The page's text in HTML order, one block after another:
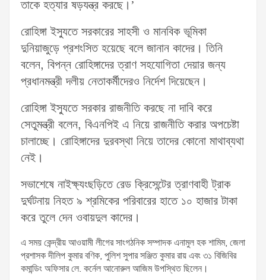
তাকে হত্যার ষড়যন্ত্র করছে।’
রোহিঙ্গা ইস্যুতে সরকারের সাহসী ও মানবিক ভূমিকা
দুনিয়াজুড়ে প্রশংসিত হয়েছে বলে জানান কাদের। তিনি
বলেন, বিপন্ন রোহিঙ্গাদের ত্রাণ সহযোগিতা দেয়ার জন্য
প্রধানমন্ত্রী দলীয় নেতাকর্মীদেরও নির্দেশ দিয়েছেন।
রোহিঙ্গা ইস্যুতে সরকার রাজনীতি করছে না দাবি করে
সেতুমন্ত্রী বলেন, বিএনপিই এ নিয়ে রাজনীতি করার অপচেষ্টা
চালাচ্ছে। রোহিঙ্গাদের দুরবস্থা নিয়ে তাদের কোনো মাথাব্যথা
নেই।
সভাশেষে নাইক্ষ্যংছড়িতে রেড ক্রিসেন্টের ত্রাণবাহী ট্রাক
দুর্ঘটনায় নিহত ৯ শ্রমিকের পরিবারের হাতে ১০ হাজার টাকা
করে তুলে দেন ওবায়দুল কাদের।
এ সময় কেন্দ্রীয় আওয়ামী লীগের সাংগঠনিক সম্পাদক এনামুল হক শামিম, জেলা
প্রশাসক দীলিপ কুমার বণিক, পুলিশ সুপার সঞ্জিত কুমার রায় এবং ৩১ বিজিবির
কমান্ডিং অফিসার লে. কর্নেল আনোরুল আজিম উপস্থিত ছিলেন।